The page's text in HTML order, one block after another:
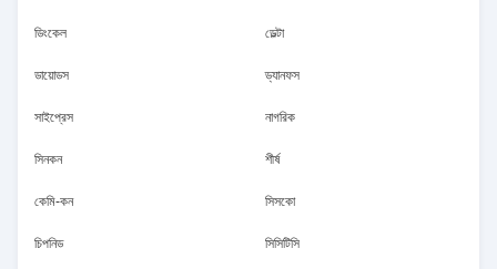
ডিংকেল ডেল্টা
ডায়োডস ড্যানফস
সাইপ্রেস নাগরিক
সিনকন শীর্ষ
কেমি-কন সিসকো
চিপনিড সিসিটিসি